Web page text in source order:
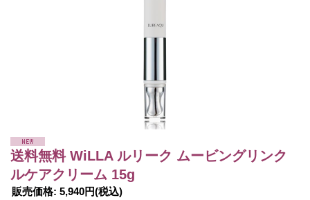
送料無料 WiLLA ルリーク ムービングリンク
ルケアクリーム 15g
販売価格: 5,940円(税込)